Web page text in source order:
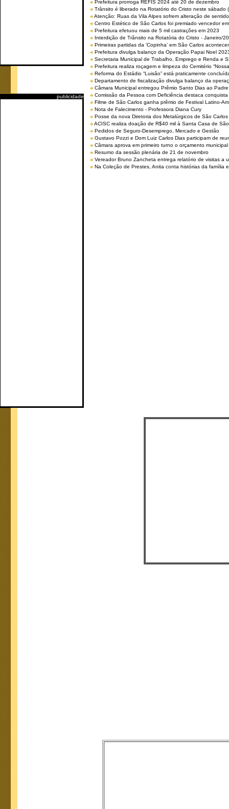
publicidade
Prefeitura prorroga REFIS 2024 até 20 de dezembro
Trânsito é liberado na Rotatório do Cristo neste sábado
Atenção: Ruas da Vila Alpes sofrem alteração de
Centro Estético de São Carlos foi premiado vencedor
Prefeitura efetuou mais de 5 mil castrações em 2023
Interdição de Trânsito na Rotatória do Cristo - Janeiro/
Primeiras partidas da ‘Copinha’ em São Carlos
Prefeitura divulga balanço da Operação Papai Noel
Secretaria Municipal de Trabalho, Emprego e Renda e
Prefeitura realiza roçagem e limpeza do Cemitério
Reforma do Estádio “Luisão” está praticamente
Departamento de fiscalização divulga balanço da
Câmara Municipal entregou Prêmio Santo Dias ao
Comissão da Pessoa com Deficiência destaca
Filme de São Carlos ganha prêmio de Festival Latino-
Nota de Falecimento - Professora Diana Cury
Posse da nova Diretoria dos Metalúrgicos de São
ACISC realiza doação de R$40 mil à Santa Casa de
Pedidos de Seguro-Desemprego, Mercado e Gestão
Gustavo Pozzi e Dom Luiz Carlos Dias participam de
Câmara aprova em primeiro turno o orçamento
Resumo da sessão plenária de 21 de novembro
Vereador Bruno Zancheta entrega relatório de visitas a
Na Coleção de Prestes, Anita conta histórias da família